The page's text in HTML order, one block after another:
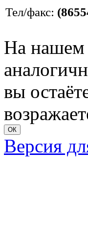
Тел/факс:
На нашем
вы
ОК
Версия